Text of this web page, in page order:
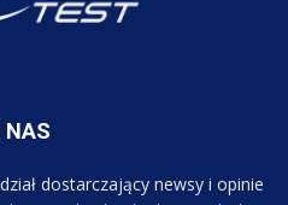
NAS
dostarczający newsy i opinie